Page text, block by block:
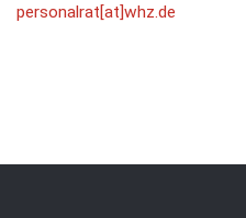
personalrat[at]whz.de